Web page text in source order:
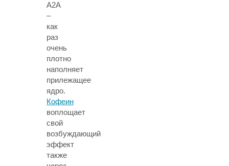
A2A
–
как
раз
очень
плотно
наполняет
прилежащее
ядро.
Кофеин
воплощает
свой
возбуждающий
эффект
также